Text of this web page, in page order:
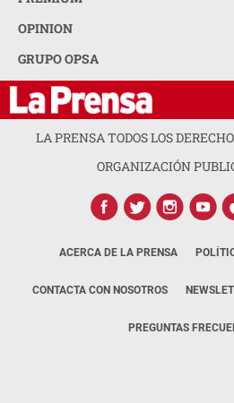
OPINION
GRUPO OPSA
LA PRENSA TODOS LOS
ORGANIZACIÓN
ACERCA DE LA PRENSA
CONTACTA CON NOSOTROS
PREGUNTAS